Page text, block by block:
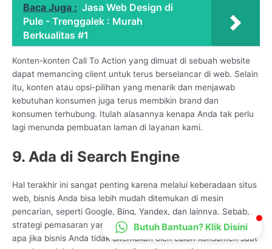
Baca Juga : Jasa Web Design di
Pule - Trenggalek : Murah
Berkualitas #1
Konten-konten Call To Action yang dimuat di sebuah website
dapat memancing client untuk terus berselancar di web. Selain
itu, konten atau opsi-pilihan yang menarik dan menjawab
kebutuhan konsumen juga terus membikin brand dan
konsumen terhubung. Itulah alasannya kenapa Anda tak perlu
lagi menunda pembuatan laman di layanan kami.
9. Ada di Search Engine
Hal terakhir ini sangat penting karena melalui keberadaan situs
web, bisnis Anda bisa lebih mudah ditemukan di mesin
pencarian, seperti Google, Bing, Yandex, dan lainnya. Sebab,
strategi pemasaran yang Anda jalankan tidak akan berarti apa-
apa jika bisnis Anda tidak ditemukan oleh calon konsumen saat
Online
Butuh Bantuan? Klik Disini